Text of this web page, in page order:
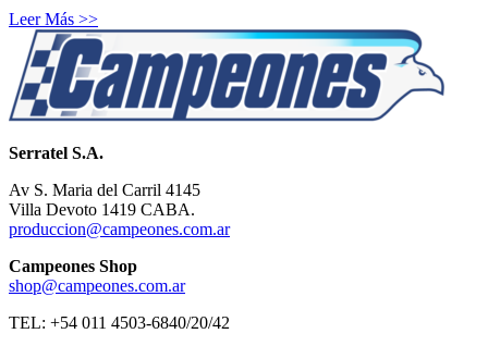
Leer Más >>
Serratel S.A.
Av S. Maria del Carril 4145
Villa Devoto 1419 CABA.
produccion@campeones.com.ar
Campeones Shop
shop@campeones.com.ar
TEL: +54 011 4503-6840/20/42